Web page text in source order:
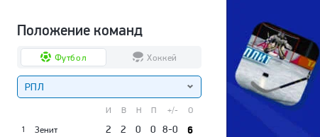
Положение команд
Футбол Хоккей
РПЛ
И В Н П +/-
О
1
Зенит 2 2 0 0 8-0 6